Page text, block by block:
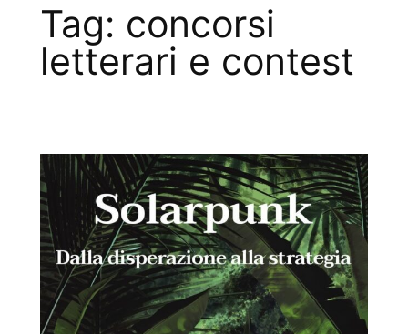
Tag: concorsi
letterari e contest